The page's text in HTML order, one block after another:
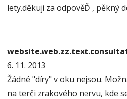
lety.děkuji za odpověĎ , pěkný
6. 11. 2013
Žádné "díry" v oku nejsou.
na terči zrakového nervu, kde